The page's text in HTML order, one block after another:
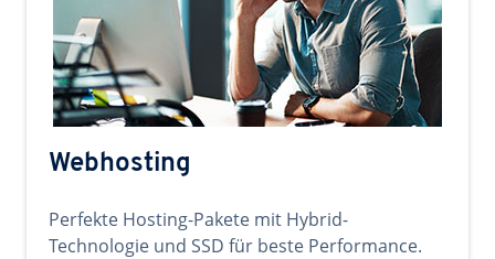
Webhosting
Perfekte Hosting-Pakete mit Hybrid-
Technologie und SSD für beste Performance.